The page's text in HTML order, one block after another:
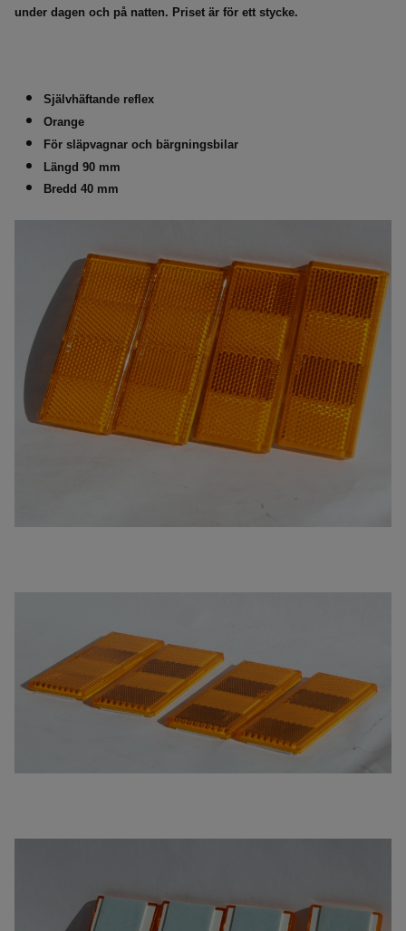
under dagen och på natten. Priset är för ett stycke.
Självhäftande reflex
Orange
För släpvagnar och bärgningsbilar
Längd 90 mm
Bredd 40 mm